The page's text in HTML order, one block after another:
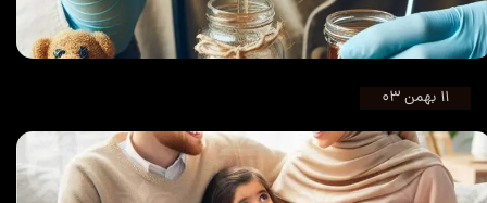
۱۱ بهمن ۰۳